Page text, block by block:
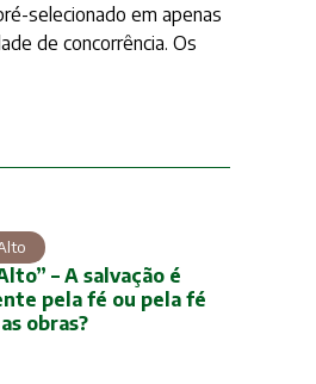
selecionado em apenas
de concorrência. Os
– A salvação é
pela fé ou pela fé
obras?